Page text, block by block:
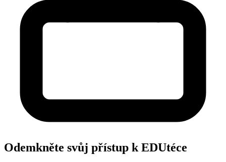
Odemkněte svůj přístup k EDUtéce